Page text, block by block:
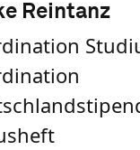
Reintanz